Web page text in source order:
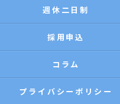
週休二日制
採用申込
コラム
プライバシーポリシー